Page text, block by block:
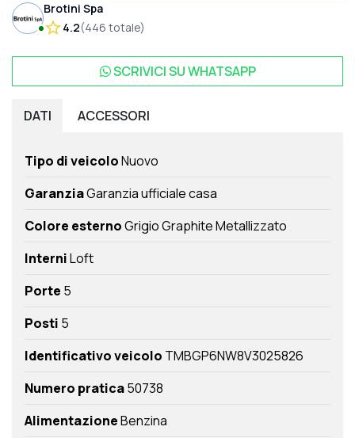
Brotini Spa
4.2(446 totale)
SCRIVICI SUWHATSAPP
DATI ACCESSORI
Tipo di veicoloNuovo
GaranziaGaranzia ufficiale casa
Colore esternoGrigio Graphite Metallizzato
InterniLoft
Porte 5
Posti 5
Identificativo veicolo TMBGP6NW8V3025826
Numero pratica50738
AlimentazioneBenzina